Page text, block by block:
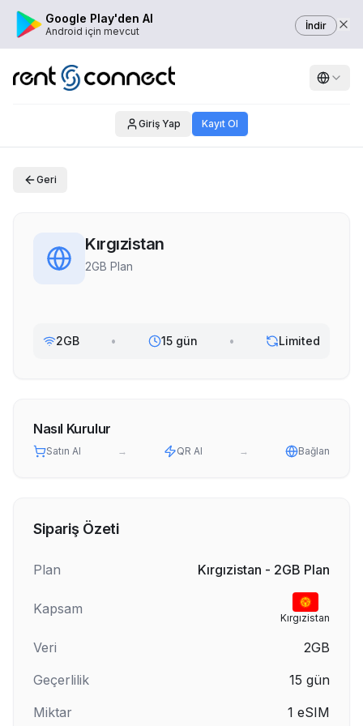
Google Play'den Al
Android için mevcut İndir
Giriş Yap Kayıt Ol
Geri
Kırgızistan
2GB Plan
2GB • 15 gün • Limited
Nasıl Kurulur
Satın Al → QR Al → Bağlan
Sipariş Özeti
Plan Kırgızistan - 2GB Plan
Kapsam
Kırgızistan
Veri
2GB
Geçerlilik
15 gün
Miktar
1 eSIM